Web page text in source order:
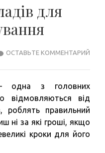
для
ОСТАВЬТЕ КОММЕНТАРИЙ
одна з головних
від
роблять правильний
ні за які гроші, якщо
кроки для його